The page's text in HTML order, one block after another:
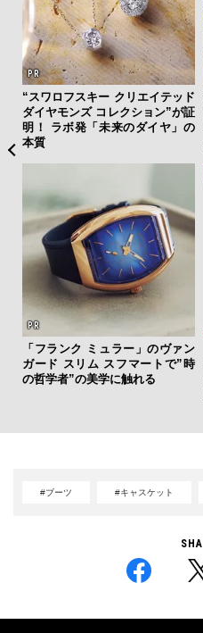
“スワロフスキー クリエイテッド
ダイヤモンズ コレクション”が証
明！ ラボ発「未来のダイヤ」の
本質
「フランク ミュラー」のヴァン
ガード スリム スフマートで”時
の哲学者”の美学に触れる
#ブーツ #キャスケット